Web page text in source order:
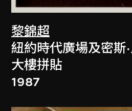
黎錦超
紐約時代廣場及密斯
大樓拼貼
1987